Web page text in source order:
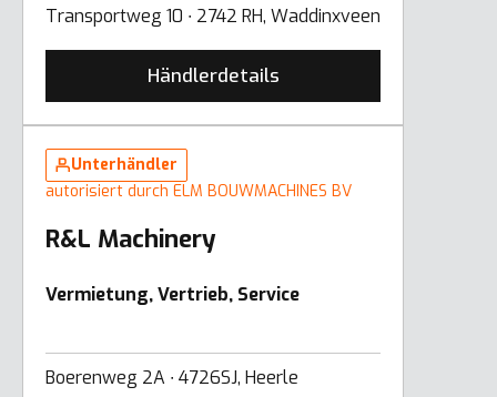
Transportweg 10 ∙ 2742 RH, Waddinxveen
Händlerdetails
Unterhändler
autorisiert durch ELM BOUWMACHINES BV
R&L Machinery
Vermietung, Vertrieb, Service
Boerenweg 2A ∙ 4726SJ, Heerle